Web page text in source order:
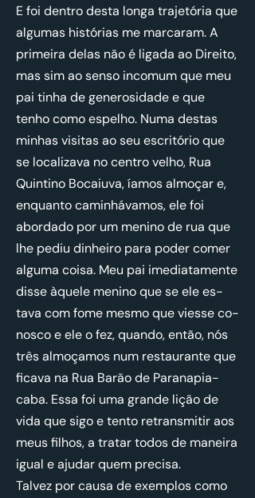
E foi dentro desta longa tra­je­tória que
al­gumas his­tó­rias me mar­caram. A
pri­meira delas não é li­gada ao Di­reito,
mas sim ao senso in­comum que meu
pai tinha de ge­ne­ro­si­dade e que
tenho como es­pelho. Numa destas
mi­nhas vi­sitas ao seu es­cri­tório que
se lo­ca­li­zava no centro velho, Rua
Quin­tino Bo­caiuva, íamos al­moçar e,
en­quanto ca­mi­nhá­vamos, ele foi
abor­dado por um me­nino de rua que
lhe pediu di­nheiro para poder comer
al­guma coisa. Meu pai ime­di­a­ta­mente
disse àquele me­nino que se ele es­
tava com fome mesmo que vi­esse co­
nosco e ele o fez, quando, então, nós
três al­mo­çamos num res­tau­rante que
fi­cava na Rua Barão de Pa­ra­na­pi­a­
caba. Essa foi uma grande lição de
vida que sigo e tento re­trans­mitir aos
meus fi­lhos, a tratar todos de ma­neira
igual e ajudar quem pre­cisa.
Talvez por causa de exem­plos como